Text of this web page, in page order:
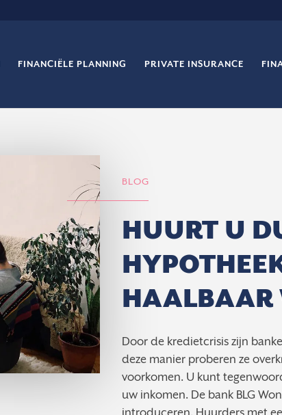
FINANCIËLE PLANNING PRIVATE INSURANCE
BLOG
HUURT U
HAALBAAR
Door de kredietcrisis zijn
deze manier proberen ze
voorkomen. U kunt
uw inkomen. De bank BLG